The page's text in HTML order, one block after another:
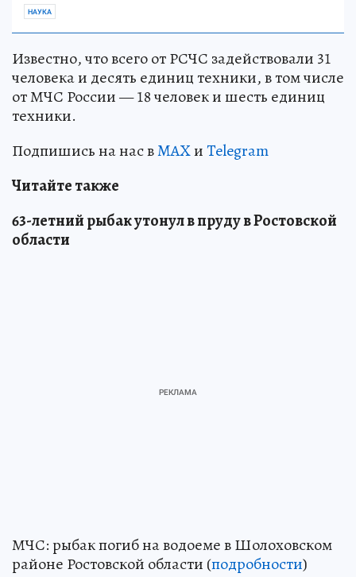
НАУКА
Известно, что всего от РСЧС задействовали 31
человека и десять единиц техники, в том числе
от МЧС России — 18 человек и шесть единиц
техники.
Подпишись на нас вMAXиTelegram
Читайте также
63-летний рыбак утонул в пруду в Ростовской
области
МЧС: рыбак погиб на водоеме в Шолоховском
районе Ростовской области (подробности)